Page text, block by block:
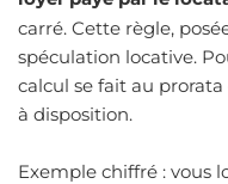
carré. Cette règle,
spéculation locative.
calcul se fait au
à disposition.
Exemple chiffré : vous